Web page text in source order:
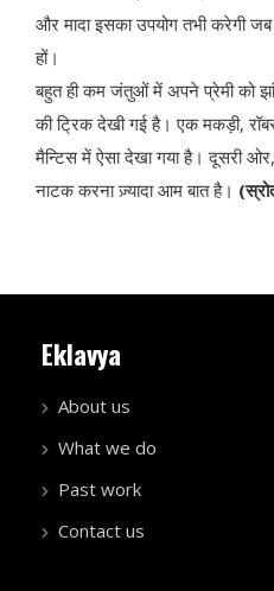
और मादा इसका उपयोग तभी करेगी
हों।
बहुत ही कम जंतुओं में अपने प्रेमी को
की ट्रिक देखी गई है। एक मकड़ी,
मैन्टिस में ऐसा देखा गया है। दूसरी
नाटक करना ज़्यादा आम बात है।
Eklavya
About us
What we do
Past work
Contact us